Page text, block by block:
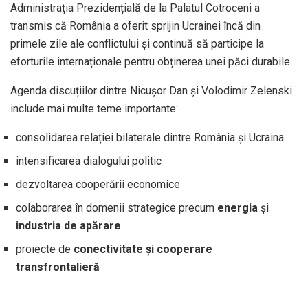
Administrația Prezidențială de la Palatul Cotroceni a
transmis că România a oferit sprijin Ucrainei încă din
primele zile ale conflictului și continuă să participe la
eforturile internaționale pentru obținerea unei păci durabile.
Agenda discuțiilor dintre Nicușor Dan și Volodimir Zelenski
include mai multe teme importante:
consolidarea relației bilaterale dintre România și Ucraina
intensificarea dialogului politic
dezvoltarea cooperării economice
colaborarea în domenii strategice precum energia și
industria de apărare
proiecte de conectivitate și cooperare
transfrontalieră